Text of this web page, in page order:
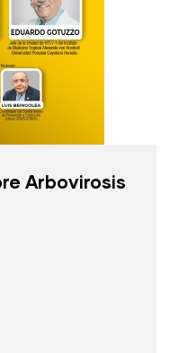
Arbovirosis